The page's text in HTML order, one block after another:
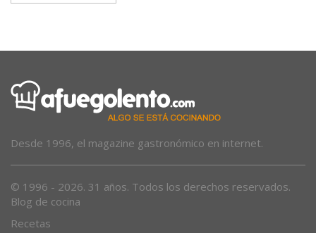
Desde 1996, el magazine gastronómico en internet.
© 1996 - 2026. 31 años. Todos los derechos reservados.
Blog de cocina
Recetas